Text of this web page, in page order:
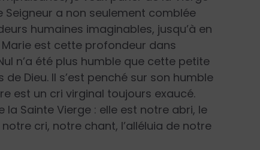
Seigneur a non seulement comblée
humaines imaginables, jusqu’à en
Marie est cette profondeur dans
n’a été plus humble que cette petite
Dieu. Il s’est penché sur son humble
est un cri virginal toujours exaucé.
Sainte Vierge : elle est notre abri, le
cri, notre chant, l’alléluia de notre